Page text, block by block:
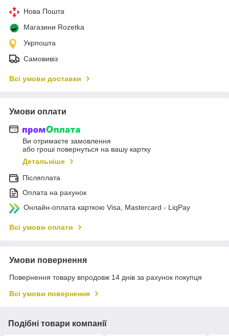
Нова Пошта
Магазини Rozetka
Укрпошта
Самовивіз
Всі умови доставки
Умови оплати
Ви отримаєте замовлення
або гроші повернуться на вашу картку
Детальніше
Післяплата
Оплата на рахунок
Онлайн-оплата карткою Visa, Mastercard - LiqPay
Всі умови оплати
Умови повернення
Повернення товару впродовж 14 днів за рахунок покупця
Всі умови повернення
Подібні товари компанії